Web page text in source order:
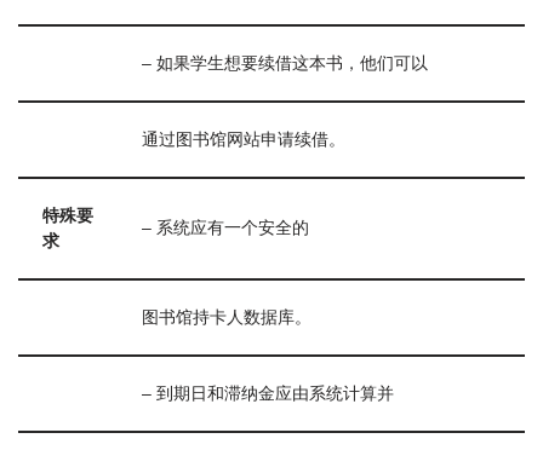
– 如果学生想要续借这本书，他们可以
通过图书馆网站申请续借。
特殊要
求
– 系统应有一个安全的
图书馆持卡人数据库。
– 到期日和滞纳金应由系统计算并